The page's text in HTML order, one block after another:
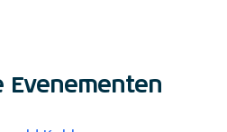
Evenementen